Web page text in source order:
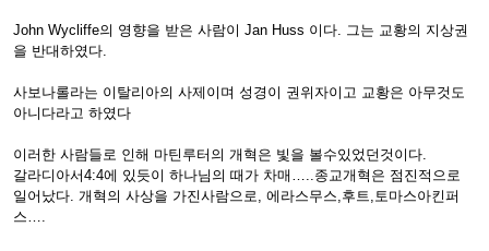
John Wycliffe의 영향을 받은 사람이 Jan Huss 이다. 그는 교황의 지상권
을 반대하였다.
사보나롤라는 이탈리아의 사제이며 성경이 권위자이고 교황은 아무것도
아니다라고 하였다
이러한 사람들로 인해 마틴루터의 개혁은 빛을 볼수있었던것이다.
갈라디아서4:4에 있듯이 하나님의 때가 차매…..종교개혁은 점진적으로
일어났다. 개혁의 사상을 가진사람으로, 에라스무스,후트,토마스아킨퍼
스….